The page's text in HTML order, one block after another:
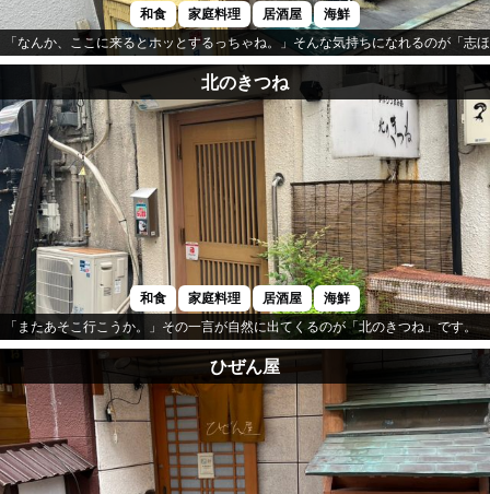
和食 家庭料理 居酒屋
海鮮
「なんか、ここに来るとホッとするっちゃね。」そんな気持ちになれるのが「志
北のきつね
和食 家庭料理 居酒屋
海鮮
「またあそこ行こうか。」その一言が自然に出てくるのが「北のきつね」です。
ひぜん屋